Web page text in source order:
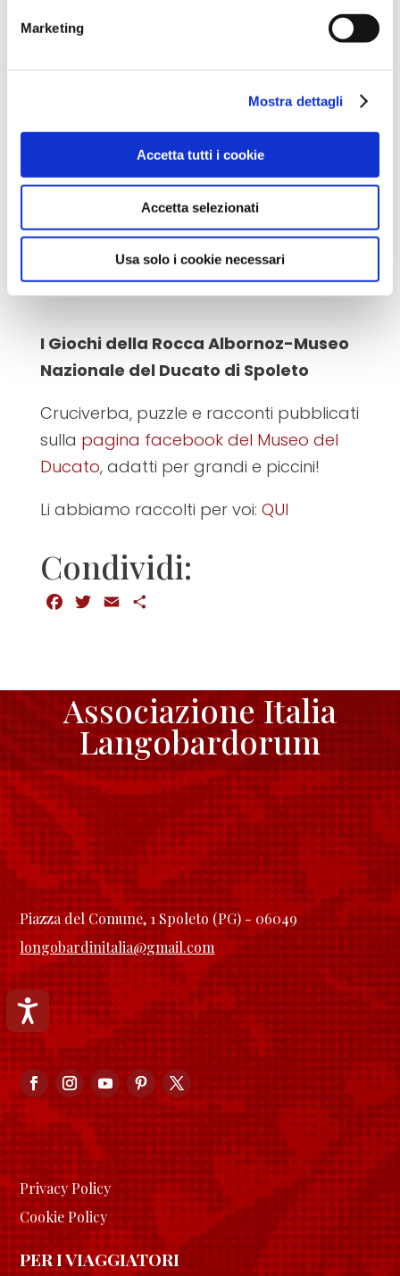
Marketing
Mostra dettagli
Accetta tutti i cookie
Accetta selezionati
Usa solo i cookie necessari
Accessibilità
ASM ha realizzato 6 video che
affrontano, in maniera coinvolgente,
temi legati al programma curricolare.
Noi in particolare vi sueggeriamo
questo video:Arrivano i barbari? Usi e
costumi del popolo longobardo
I Giochi della Rocca Albornoz-Museo
Nazionale del Ducato di Spoleto
Cruciverba, puzzle e racconti pubblicati
sulla pagina facebook del Museo del
Ducato, adatti per grandi e piccini!
Li abbiamo raccolti per voi: QUI
Condividi:
Facebook
Twitter
Email
Associazione Italia
Langobardorum
Piazza del Comune, 1 Spoleto (PG) - 06049
longobardinitalia@gmail.com
Privacy Policy
Cookie Policy
PER I VIAGGIATORI